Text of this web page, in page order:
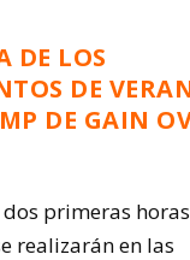
DE LOS
DE
DE GAIN
primeras
realizarán en las